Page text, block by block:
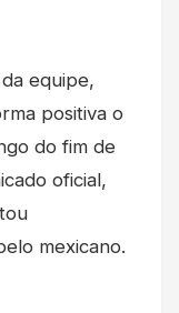
equipe,
positiva o
do fim de
oficial,
mexicano.